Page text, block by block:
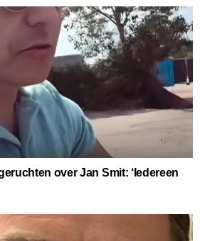
over Jan Smit: ‘Iedereen